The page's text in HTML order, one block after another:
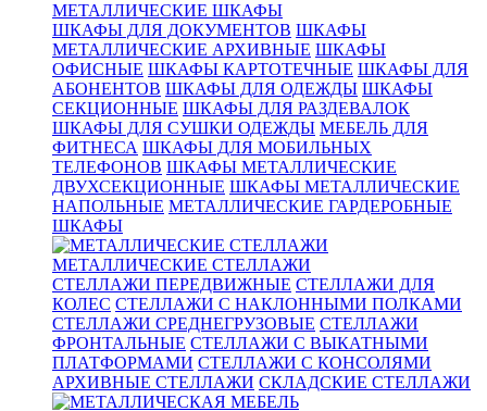
МЕТАЛЛИЧЕСКИЕ ШКАФЫ
ШКАФЫ ДЛЯ ДОКУМЕНТОВ ШКАФЫ
МЕТАЛЛИЧЕСКИЕ АРХИВНЫЕ ШКАФЫ
ОФИСНЫЕ ШКАФЫ КАРТОТЕЧНЫЕ ШКАФЫ ДЛЯ
АБОНЕНТОВ ШКАФЫ ДЛЯ ОДЕЖДЫ ШКАФЫ
СЕКЦИОННЫЕ ШКАФЫ ДЛЯ РАЗДЕВАЛОК
ШКАФЫ ДЛЯ СУШКИ ОДЕЖДЫ МЕБЕЛЬ ДЛЯ
ФИТНЕСА ШКАФЫ ДЛЯ МОБИЛЬНЫХ
ТЕЛЕФОНОВ ШКАФЫ МЕТАЛЛИЧЕСКИЕ
ДВУХСЕКЦИОННЫЕ ШКАФЫ МЕТАЛЛИЧЕСКИЕ
НАПОЛЬНЫЕ МЕТАЛЛИЧЕСКИЕ ГАРДЕРОБНЫЕ
ШКАФЫ
МЕТАЛЛИЧЕСКИЕ СТЕЛЛАЖИ
СТЕЛЛАЖИ ПЕРЕДВИЖНЫЕ СТЕЛЛАЖИ ДЛЯ
КОЛЕС СТЕЛЛАЖИ С НАКЛОННЫМИ ПОЛКАМИ
СТЕЛЛАЖИ СРЕДНЕГРУЗОВЫЕ СТЕЛЛАЖИ
ФРОНТАЛЬНЫЕ СТЕЛЛАЖИ С ВЫКАТНЫМИ
ПЛАТФОРМАМИ СТЕЛЛАЖИ С КОНСОЛЯМИ
АРХИВНЫЕ СТЕЛЛАЖИ СКЛАДСКИЕ СТЕЛЛАЖИ